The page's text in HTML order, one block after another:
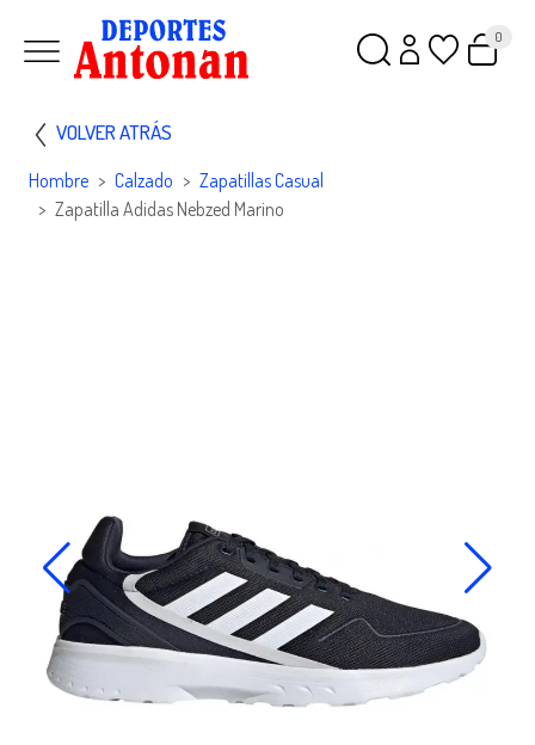
0
VOLVER ATRÁS
Hombre Calzado
Zapatillas Casual
Zapatilla Adidas Nebzed Marino